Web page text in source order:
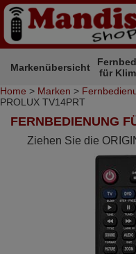
Markenübersicht
für
Home > Marken >
PROLUX TV14PRT
FERNBEDIENUNG
Ziehen Sie die